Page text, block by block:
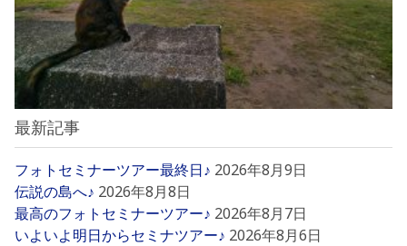
最新記事
フォトセミナーツアー最終日♪ 2026年8月9日
伝説の島へ♪ 2026年8月8日
最高のフォトセミナーツアー♪ 2026年8月7日
いよいよ明日からセミナツアー♪ 2026年8月6日